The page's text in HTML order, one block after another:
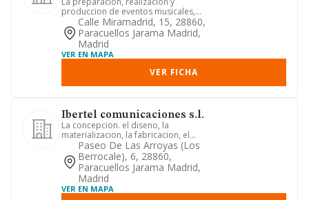
produccion de eventos musicales,
artisticos, culturales, deportivos y...
Calle Miramadrid, 15, 28860,
Paracuellos Jarama Madrid,
Madrid
VER EN MAPA
VER FICHA
Ibertel comunicaciones s.l.
La concepcion. el diseno, la
materializacion, la fabricacion, el
arrendamiento, la edicion, la difu...
Paseo De Las Arroyas (los
Berrocale), 6, 28860,
Paracuellos Jarama Madrid,
Madrid
VER EN MAPA